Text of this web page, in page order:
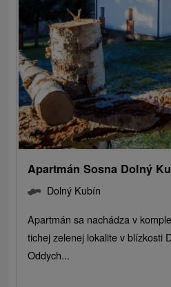
Apartmán Sosna Dolný
Dolný Kubín
Apartmán sa nachádza v
tichej zelenej lokalite v blízkosti
Oddych...